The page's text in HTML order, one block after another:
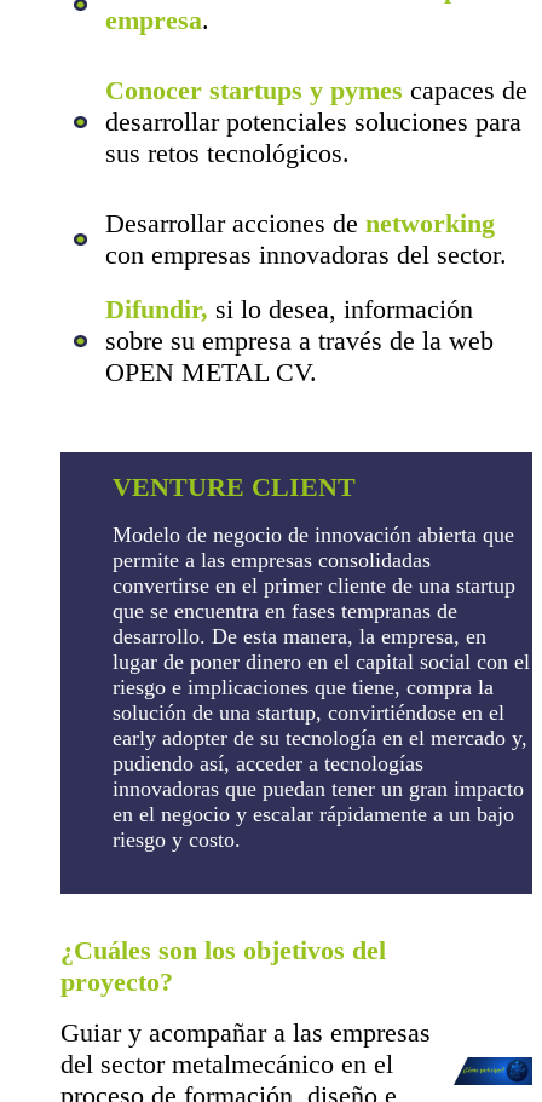
empresa.
Conocer startups y pymes capaces de
desarrollar potenciales soluciones para
sus retos tecnológicos.
Desarrollar acciones de networking
con empresas innovadoras del sector.
Difundir, si lo desea, información
sobre su empresa a través de la web
OPEN METAL CV.
VENTURE CLIENT
Modelo de negocio de innovación abierta que
permite a las empresas consolidadas
convertirse en el primer cliente de una startup
que se encuentra en fases tempranas de
desarrollo. De esta manera, la empresa, en
lugar de poner dinero en el capital social con el
riesgo e implicaciones que tiene, compra la
solución de una startup, convirtiéndose en el
early adopter de su tecnología en el mercado y,
pudiendo así, acceder a tecnologías
innovadoras que puedan tener un gran impacto
en el negocio y escalar rápidamente a un bajo
riesgo y costo.
¿Cuáles son los objetivos del
proyecto?
Guiar y acompañar a las empresas
del sector metalmecánico en el
proceso de formación, diseño e